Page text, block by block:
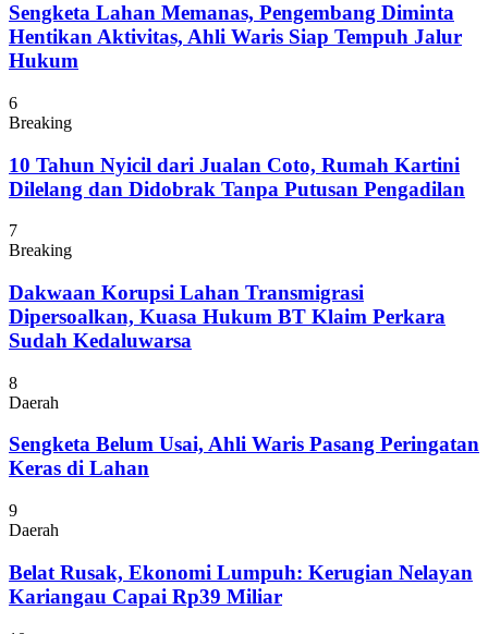
Sengketa Lahan Memanas, Pengembang Diminta
Hentikan Aktivitas, Ahli Waris Siap Tempuh Jalur
Hukum
6
Breaking
10 Tahun Nyicil dari Jualan Coto, Rumah Kartini
Dilelang dan Didobrak Tanpa Putusan Pengadilan
7
Breaking
Dakwaan Korupsi Lahan Transmigrasi
Dipersoalkan, Kuasa Hukum BT Klaim Perkara
Sudah Kedaluwarsa
8
Daerah
Sengketa Belum Usai, Ahli Waris Pasang Peringatan
Keras di Lahan
9
Daerah
Belat Rusak, Ekonomi Lumpuh: Kerugian Nelayan
Kariangau Capai Rp39 Miliar